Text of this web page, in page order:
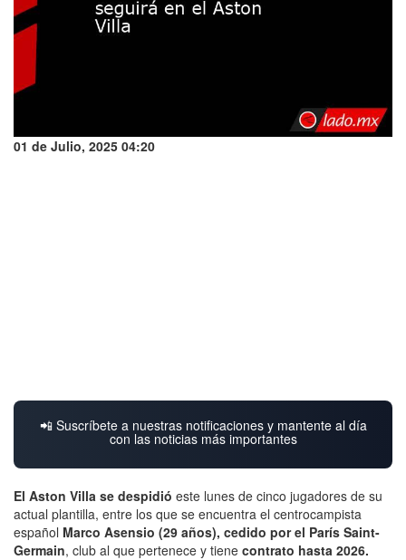
01 de Julio, 2025 04:20
📲 Suscríbete a nuestras notificaciones y mantente al día
con las noticias más importantes
El Aston Villa se despidió este lunes de cinco jugadores de su
actual plantilla, entre los que se encuentra el centrocampista
español Marco Asensio (29 años), cedido por el París Saint-
Germain, club al que pertenece y tiene contrato hasta 2026.